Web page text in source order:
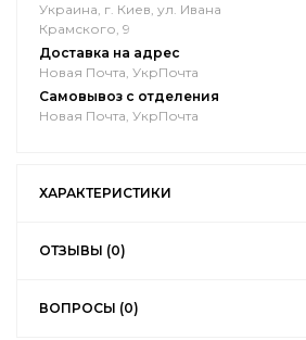
Украина, г. Киев, ул. Ивана
Крамского, 9
Доставка на адрес
Новая Почта, УкрПочта
Самовывоз с отделения
Новая Почта, УкрПочта
ХАРАКТЕРИСТИКИ
ОТЗЫВЫ (0)
ВОПРОСЫ (0)